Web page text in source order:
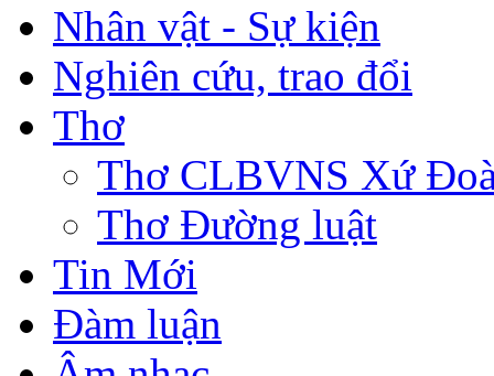
Nhân vật - Sự kiện
Nghiên cứu, trao đổi
Thơ
Thơ CLBVNS Xứ
Thơ Đường luật
Tin Mới
Đàm luận